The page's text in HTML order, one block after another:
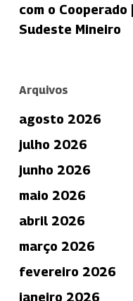
com o
Sudeste Mineiro
Arquivos
agosto 2026
julho 2026
junho 2026
maio 2026
abril 2026
março 2026
fevereiro 2026
janeiro 2026